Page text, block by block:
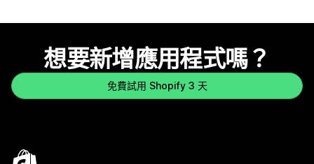
想要新增應用程式嗎？
免費試用 Shopify 3 天